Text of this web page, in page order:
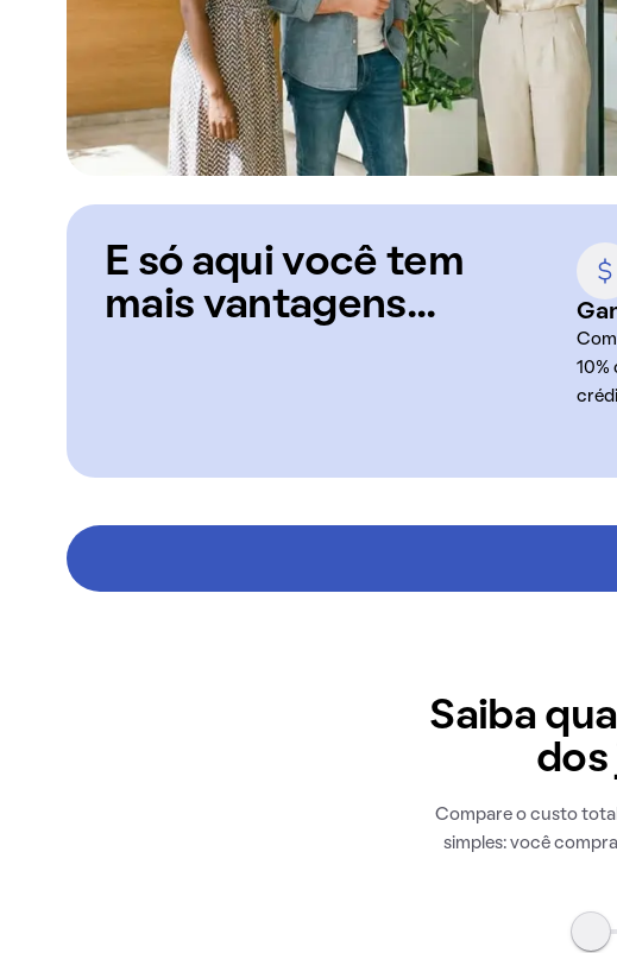
E só aqui você tem
mais vantagens...
10%
Saiba
dos
Compare o custo
simples: você